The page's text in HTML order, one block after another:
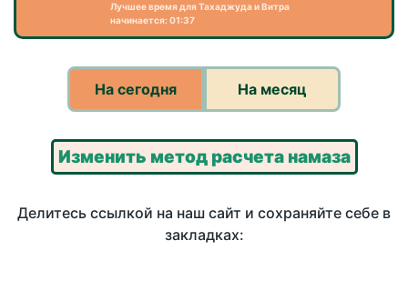
Лучшее время для Тахаджуда и Витра
начинается: 01:37
На сегодня На месяц
Изменить метод расчета намаза
Делитесь ссылкой на наш сайт и сохраняйте себе в
закладках: